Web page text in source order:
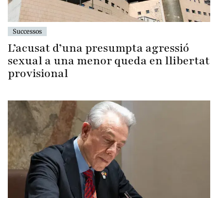
Successos
L’acusat d’una presumpta agressió
sexual a una menor queda en llibertat
provisional